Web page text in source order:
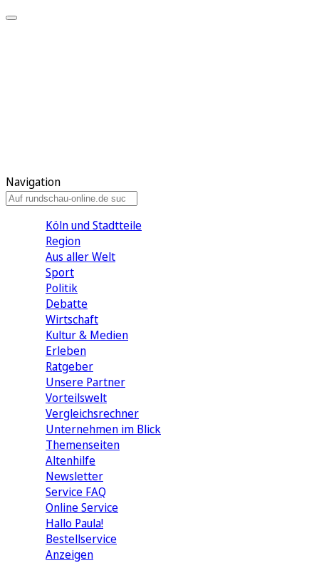
Navigation
Köln und Stadtteile
Region
Aus aller Welt
Sport
Politik
Debatte
Wirtschaft
Kultur & Medien
Erleben
Ratgeber
Unsere Partner
Vorteilswelt
Vergleichsrechner
Unternehmen im Blick
Themenseiten
Altenhilfe
Newsletter
Service FAQ
Online Service
Hallo Paula!
Bestellservice
Anzeigen